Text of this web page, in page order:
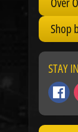
Shop
STAY